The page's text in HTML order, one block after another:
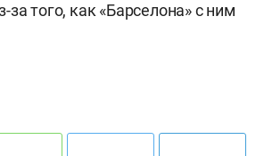
за того, как «Барселона» с ним